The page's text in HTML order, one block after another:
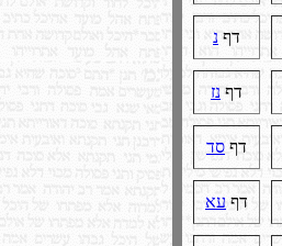
דף נ
דף נז
דף סד
דף עא